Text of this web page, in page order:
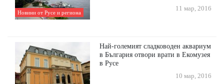
Новини от Русе и региона
11 мар, 2016
Най-големият сладководен аквариум
в България отвори врати в Екомузея
в Русе
10 мар, 2016